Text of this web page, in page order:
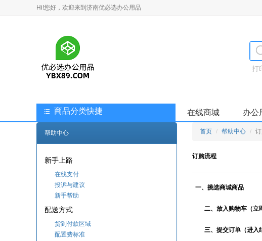
Hi!您好，欢迎来到济南优必选办公用品
打
商品分类快捷 在线商城 办公
帮助中心
新手上路
在线支付
投诉与建议
新手帮助
配送方式
货到付款区域
配置费标准
首页 帮助中心
订购流程
一、挑选商城商品
二、放入购物车（立
三、提交订单（进入